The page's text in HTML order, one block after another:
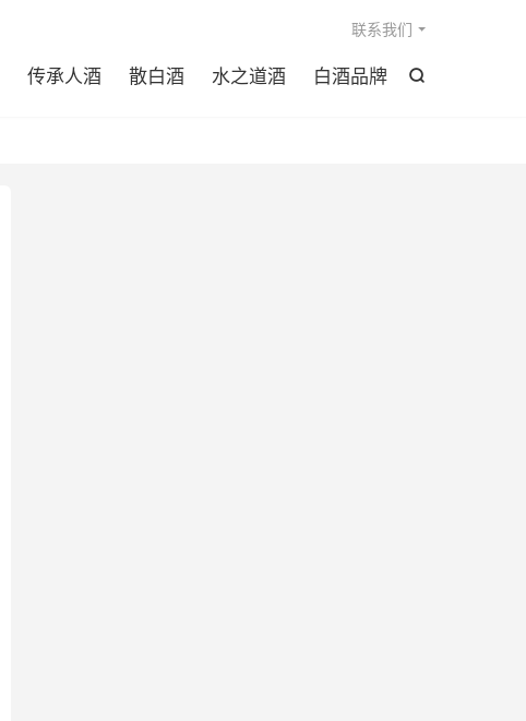

传承人酒 散白酒 水之道酒 白酒品牌
联系我们